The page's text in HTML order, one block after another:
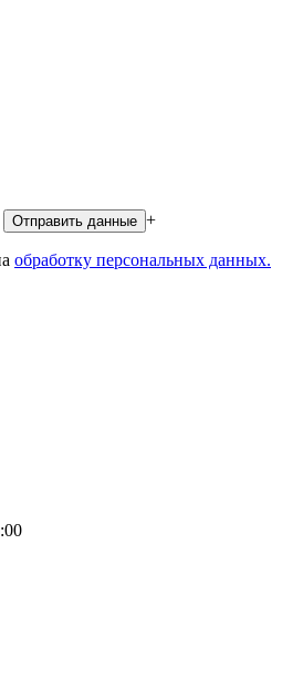
Отправить данные +
обработку персональных данных.